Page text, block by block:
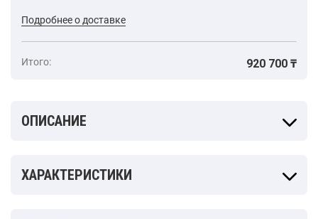
Подробнее о доставке
Итого: 920 700 ₸
ОПИСАНИЕ
ХАРАКТЕРИСТИКИ